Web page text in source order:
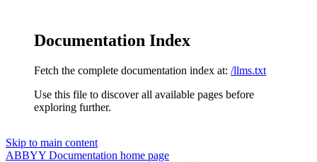
Documentation Index
Fetch the complete documentation index at: /llms.txt
Use this file to discover all available pages before
exploring further.
Skip to main content
ABBYY Documentation home page